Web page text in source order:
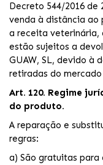
Decreto 544/2016 de
venda à distância ao
a receita veterinária,
estão sujeitos a
GUAW, SL, devido à
retiradas do
Art. 120. Regime
do produto.
A reparação e
regras:
a) São gratuitas